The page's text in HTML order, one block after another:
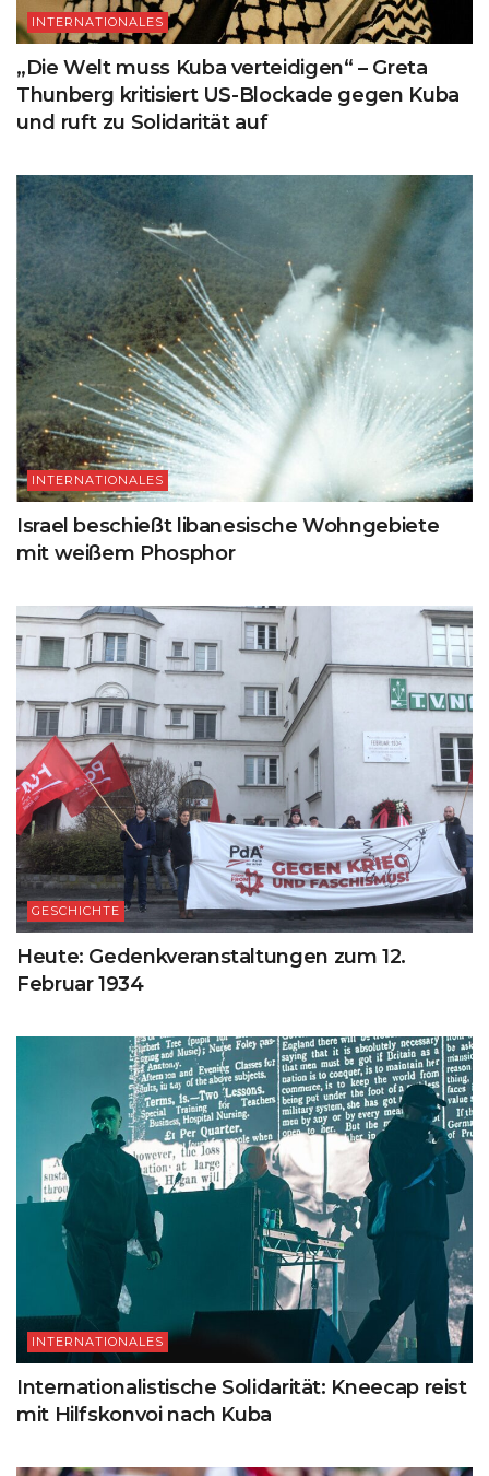
INTERNATIONALES
„Die Welt muss Kuba verteidigen“ – Greta
Thunberg kritisiert US-Blockade gegen Kuba
und ruft zu Solidarität auf
INTERNATIONALES
Israel beschießt libanesische Wohngebiete
mit weißem Phosphor
GESCHICHTE
Heute: Gedenkveranstaltungen zum 12.
Februar 1934
INTERNATIONALES
Internationalistische Solidarität: Kneecap reist
mit Hilfskonvoi nach Kuba